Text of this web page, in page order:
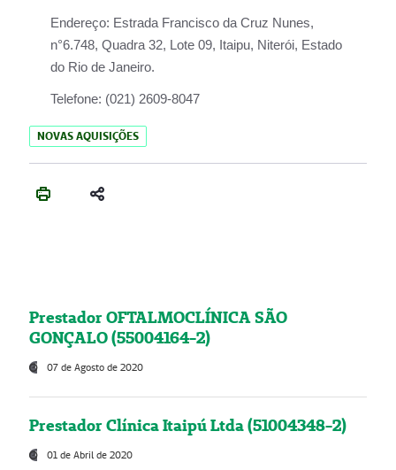
Endereço: Estrada Francisco da Cruz Nunes,
n°6.748, Quadra 32, Lote 09, Itaipu, Niterói, Estado
do Rio de Janeiro.
Telefone: (021) 2609-8047
NOVAS AQUISIÇÕES
Prestador OFTALMOCLÍNICA SÃO
GONÇALO (55004164-2)
07 de Agosto de 2020
Prestador Clínica Itaipú Ltda (51004348-2)
01 de Abril de 2020